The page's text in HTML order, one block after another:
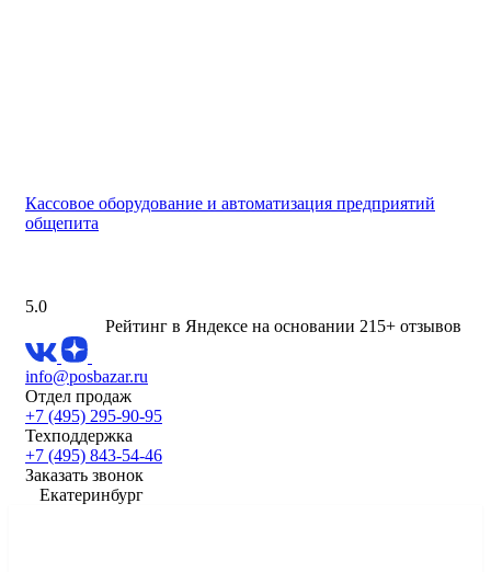
Кассовое оборудование и автоматизация предприятий
общепита
5.0
Рейтинг в Яндексе на основании 215+ отзывов
info@posbazar.ru
Отдел продаж
+7 (495) 295-90-95
Техподдержка
+7 (495) 843-54-46
Заказать звонок
Екатеринбург